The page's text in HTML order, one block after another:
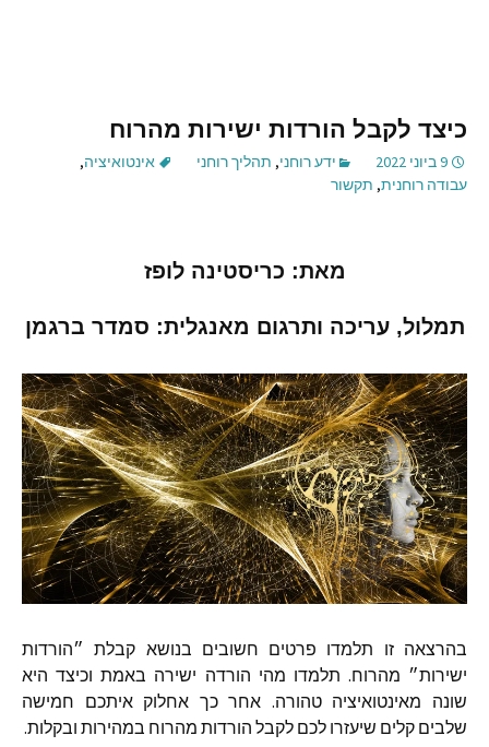
כיצד לקבל הורדות ישירות מהרוח
9 ביוני 2022 ידע רוחני, תהליך רוחני אינטואיציה,
עבודה רוחנית, תקשור
מאת: כריסטינה לופז
תמלול,עריכה ותרגום מאנגלית: סמדר ברגמן
בהרצאה זו תלמדו פרטים חשובים בנושא קבלת ״הורדות
ישירות״ מהרוח. תלמדו מהי הורדה ישירה באמת וכיצד היא
שונה מאינטואיציה טהורה. אחר כך אחלוק איתכם חמישה
שלבים קלים שיעזרו לכם לקבל הורדות מהרוח במהירות ובקלות.